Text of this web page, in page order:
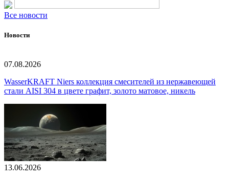
Все новости
Новости
07.08.2026
WasserKRAFT Niers коллекция смесителей из нержавеющей
стали AISI 304 в цвете графит, золото матовое, никель
13.06.2026